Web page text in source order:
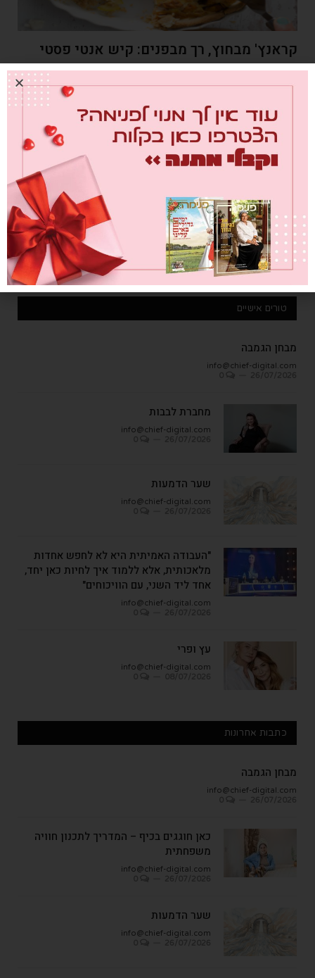
קראנץ' מבחוץ, רך מבפנים: קיש אנטי פסטי
מאת אלינור רחמים 30/05/2019
טורים אישיים
מבחן הגמבה
info@chief-digital.com
מחברת לבבות
info@chief-digital.com
שער הדמעות
info@chief-digital.com
"העבודה האמיתית היא לא לחפש אחדות
מלאכותית, אלא ללמוד איך לחיות כאן יחד,
אחד ליד השני, עם הוויכוחים"
info@chief-digital.com
עץ ופרי
info@chief-digital.com
כתבות אחרונות
מבחן הגמבה
info@chief-digital.com
כאן חוגגים בכיף – המדריך לתכנון חוויה
משפחתית
info@chief-digital.com
שער הדמעות
info@chief-digital.com